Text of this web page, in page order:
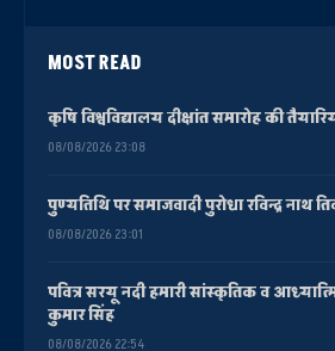
MOST READ
कृषि विश्वविद्यालय दीक्षांत समारोह की
08/08/2026 23:08
पुण्यतिथि पर समाजवादी पुरोधा रविन्द्र नाथ
08/08/2026 23:01
पवित्र सरयू नदी हमारी सांस्कृतिक व
कुमार सिंह
08/08/2026 22:54